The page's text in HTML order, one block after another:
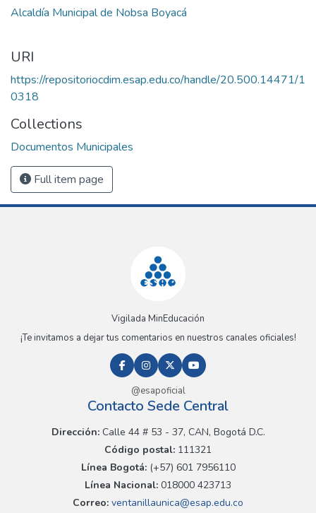
Alcaldía Municipal de Nobsa Boyacá
URI
https://repositoriocdim.esap.edu.co/handle/20.500.14471/1
0318
Collections
Documentos Municipales
Full item page
Vigilada MinEducación
¡Te invitamos a dejar tus comentarios en nuestros canales oficiales!
@esapoficial
Contacto Sede Central
Dirección:Calle 44 # 53 - 37, CAN, Bogotá D.C.
Código postal: 111321
Línea Bogotá:(+57) 601 7956110
Línea Nacional: 018000 423713
Correo: ventanillaunica@esap.edu.co